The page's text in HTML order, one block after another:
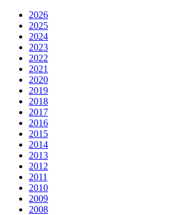
2026
2025
2024
2023
2022
2021
2020
2019
2018
2017
2016
2015
2014
2013
2012
2011
2010
2009
2008